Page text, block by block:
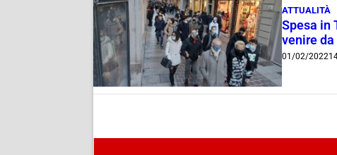
ATTUALITÀ
Spesa in
venire da
01/02/2022